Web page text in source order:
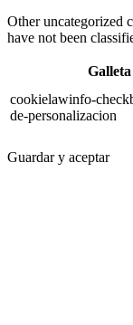
Other uncategorized
have not been
Galleta
cookielawinfo-
de-personalizacion
Guardar y aceptar